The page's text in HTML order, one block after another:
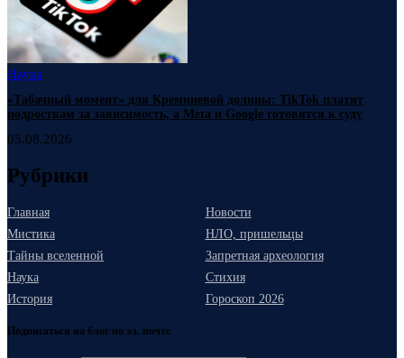
Наука
«Табачный момент» для Кремниевой долины: TikTok платит
подросткам за зависимость, а Meta и Google готовятся к суду
05.08.2026
Рубрики
Главная
Новости
Мистика
НЛО, пришельцы
Тайны вселенной
Запретная археология
Наука
Стихия
История
Гороскоп 2026
Подписаться на блог по эл. почте